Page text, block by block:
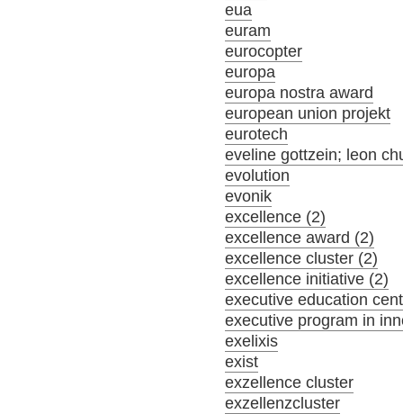
eua
euram
eurocopter
europa
europa nostra award
european union projekt
eurotech
eveline gottzein; leon
evolution
evonik
excellence (2)
excellence award (2)
excellence cluster (2)
excellence initiative (2)
executive education
executive program in
exelixis
exist
exzellence cluster
exzellenzcluster